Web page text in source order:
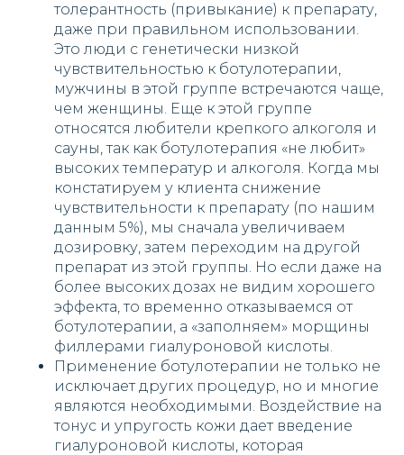
толерантность (привыкание) к препарату,
даже при правильном использовании.
Это люди с генетически низкой
чувствительностью к ботулотерапии,
мужчины в этой группе встречаются чаще,
чем женщины. Еще к этой группе
относятся любители крепкого алкоголя и
сауны, так как ботулотерапия «не любит»
высоких температур и алкоголя. Когда мы
констатируем у клиента снижение
чувствительности к препарату (по нашим
данным 5%), мы сначала увеличиваем
дозировку, затем переходим на другой
препарат из этой группы. Но если даже на
более высоких дозах не видим хорошего
эффекта, то временно отказываемся от
ботулотерапии, а «заполняем» морщины
филлерами гиалуроновой кислоты.
Применение ботулотерапии не только не
исключает других процедур, но и многие
являются необходимыми. Воздействие на
тонус и упругость кожи дает введение
гиалуроновой кислоты, которая